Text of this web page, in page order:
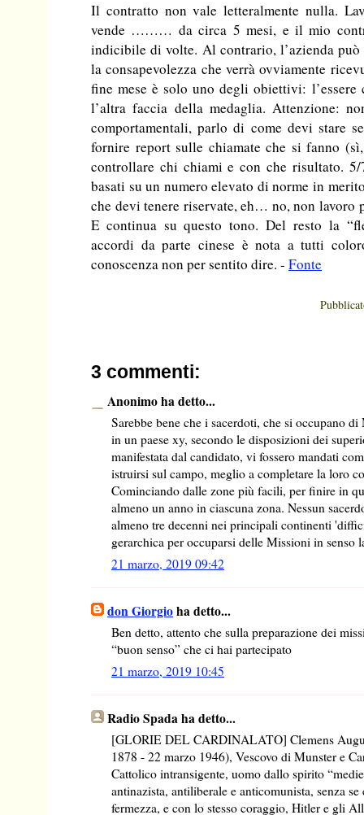
Il contratto non vale letteralmente nulla.
vende ……… da circa 5 mesi, e il mio
indicibile di volte. Al contrario, l’azienda
la consapevolezza che verrà ovviamente
fine mese è solo uno degli obiettivi:
l’altra faccia della medaglia. Attenzione:
comportamentali, parlo di come devi stare
fornire report sulle chiamate che si fanno
controllare chi chiami e con che risultato.
basati su un numero elevato di norme in
che devi tenere riservate, eh… no, non lavoro
E continua su questo tono. Del resto la
accordi da parte cinese è nota a tutti
conoscenza non per sentito dire. - Fonte
3 commenti:
Anonimo ha detto...
Sarebbe bene che i sacerdoti, che si occupano
in un paese xy, secondo le disposizioni dei
manifestata dal candidato, vi fossero mandati
istruirsi sul campo, meglio a completare la loro
Cominciando dalle zone più facili, per finire in
almeno un anno in ciascuna zona. Nessun
almeno tre decenni nei principali continenti
gerarchica per occuparsi delle Missioni in senso
21 marzo, 2019 09:42
don Giorgioha detto...
Ben detto, attento che sulla preparazione dei
“buon senso” che ci hai partecipato
21 marzo, 2019 10:45
Radio Spada ha detto...
[GLORIE DEL CARDINALATO] Clemens
1878 - 22 marzo 1946), Vescovo di Munster e
Cattolico intransigente, uomo dallo spirito
antinazista, antiliberale e anticomunista, senza
fermezza, e con lo stesso coraggio, Hitler e gli